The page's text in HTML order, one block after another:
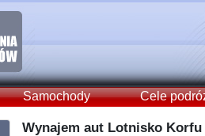
Samochody Cele
Wynajem aut Lotnisko